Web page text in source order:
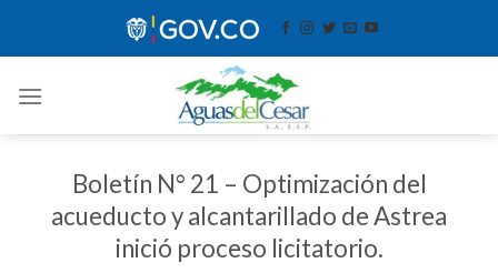
Boletín N° 21 – Optimización del
acueducto y alcantarillado de Astrea
inició proceso licitatorio.